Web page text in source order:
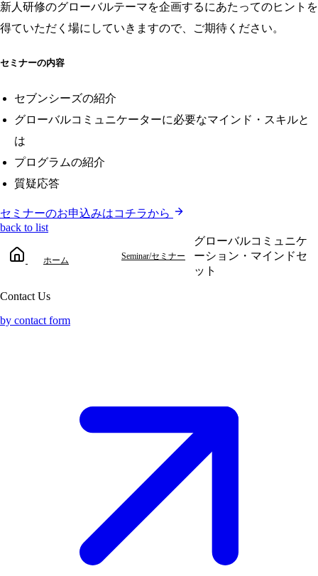
新人研修のグローバルテーマを企画するにあたってのヒントを
得ていただく場にしていきますので、ご期待ください。
セミナーの内容
セブンシーズの紹介
グローバルコミュニケーターに必要なマインド・スキルと
は
プログラムの紹介
質疑応答
セミナーのお申込みはコチラから
back to list
ホーム Seminar/セミナー
グローバルコミュニケ
ーション・マインドセ
ット
Contact Us
by contact form